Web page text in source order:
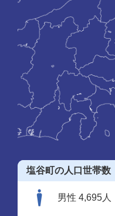
塩谷町の人口世帯数
男性 4,695人